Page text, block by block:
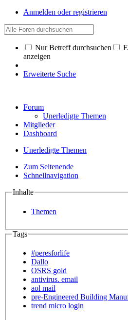
Anmelden oder registrieren
Nur Betreff durchsuchen
anzeigen
Erweiterte Suche
Forum
Unerledigte Themen
Mitglieder
Dashboard
Unerledigte Themen
Zum Seitenende
Schnellnavigation
Inhalte
Themen
Tags
#peresforlife
Dallo
OSRS gold
antivirus. email
aol mail
pre-Engineered Building
trend micro login